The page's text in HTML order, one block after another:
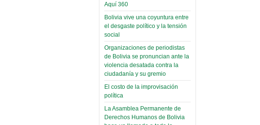
Aquí 360
Bolivia vive una coyuntura entre
el desgaste político y la tensión
social
Organizaciones de periodistas
de Bolivia se pronuncian ante la
violencia desatada contra la
ciudadanía y su gremio
El costo de la improvisación
política
La Asamblea Permanente de
Derechos Humanos de Bolivia